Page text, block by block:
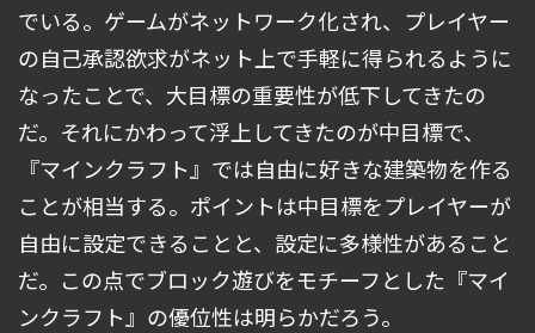
でいる。ゲームがネットワーク化され、プレイヤー
の自己承認欲求がネット上で手軽に得られるように
なったことで、大目標の重要性が低下してきたの
だ。それにかわって浮上してきたのが中目標で、
『マインクラフト』では自由に好きな建築物を作る
ことが相当する。ポイントは中目標をプレイヤーが
自由に設定できることと、設定に多様性があること
だ。この点でブロック遊びをモチーフとした『マイ
ンクラフト』の優位性は明らかだろう。